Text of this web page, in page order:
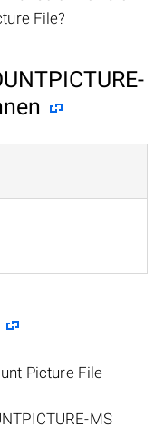
File?
Picture File
MS